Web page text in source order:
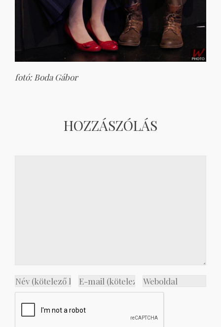
fotó: Boda Gábor
HOZZÁSZÓLÁS